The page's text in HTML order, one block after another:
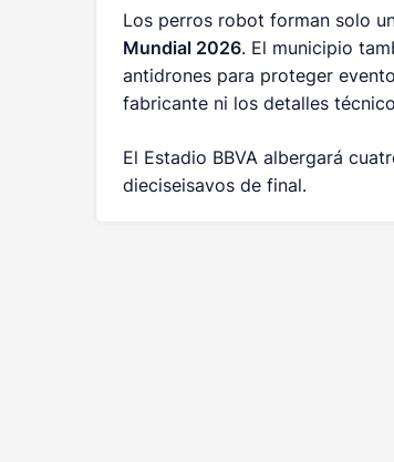
Los perros robot forman solo
Mundial 2026. El municipio
antidrones para proteger
fabricante ni los detalles
El Estadio BBVA albergará
dieciseisavos de final.